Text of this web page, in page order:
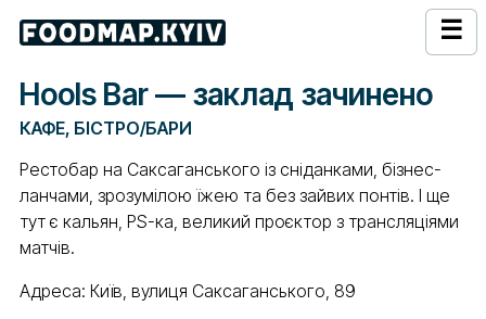
☰
Hools Bar — заклад зачинено
КАФЕ, БІСТРО/БАРИ
Рестобар на Саксаганського із сніданками, бізнес-
ланчами, зрозумілою їжею та без зайвих понтів. І ще
тут є кальян, PS-ка, великий проєктор з трансляціями
матчів.
Адреса: Київ, вулиця Саксаганського, 89